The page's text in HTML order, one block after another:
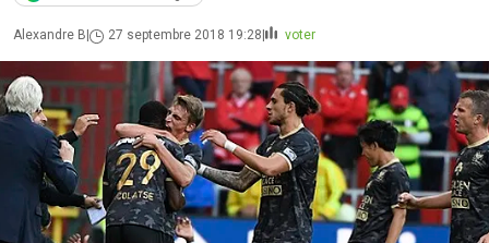
Alexandre B 27 septembre 2018 19:28 voter